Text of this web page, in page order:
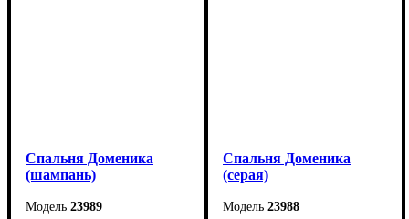
Спальня Доменика
(шампань)
23989
Спальня Доменика
(серая)
23988